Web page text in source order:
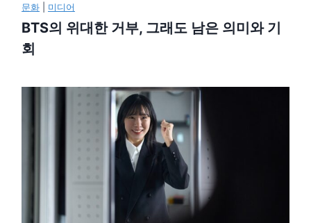
문화 미디어
BTS의 위대한 거부, 그래도 남은 의미와 기
회